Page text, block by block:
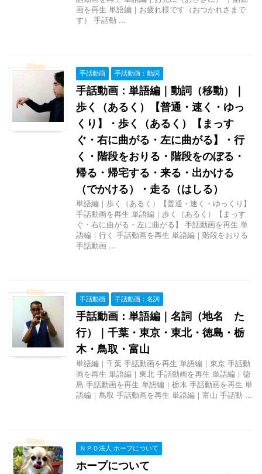
画を再生 単語編｜お疲れ様です（おつかれさまで
す） 手話動 ...
手話動画 手話動画：動詞
手話動画：単語編｜動詞（移動）｜
歩く（あるく）【普通・速く・ゆっ
くり】・歩く（あるく）【まっす
ぐ・右に曲がる・左に曲がる】・行
く・階段をおりる・階段をのぼる・
帰る・帰宅する・来る・出かける
（でかける）・走る（はしる）
単語編｜歩く（あるく）【普通・速く・ゆっくり】
手話動画を再生 単語編｜歩く（あるく）【まっす
ぐ・右に曲がる・左に曲がる】 手話動画を再生 単
語編｜行く 手話動画を再生 単語編｜階段をおりる
手話動画 ...
手話動画 手話動画：名詞
手話動画：単語編｜名詞（地名 た
行）｜千葉・東京・東北・徳島・栃
木・鳥取・富山
単語編｜千葉 手話動画を再生 単語編｜東京 手話動
画を再生 単語編｜東北 手話動画を再生 単語編｜徳
島 手話動画を再生 単語編｜栃木 手話動画を再生 単
語編｜鳥取 手話動画を再生 単語編｜富山 手話動 ...
ＮＰＯ法人 ホープについて
ホープについて